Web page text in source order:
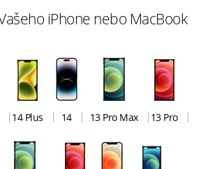
iPhone nebo MacBook
14 Plus 14 13 Pro Max 13 Pro